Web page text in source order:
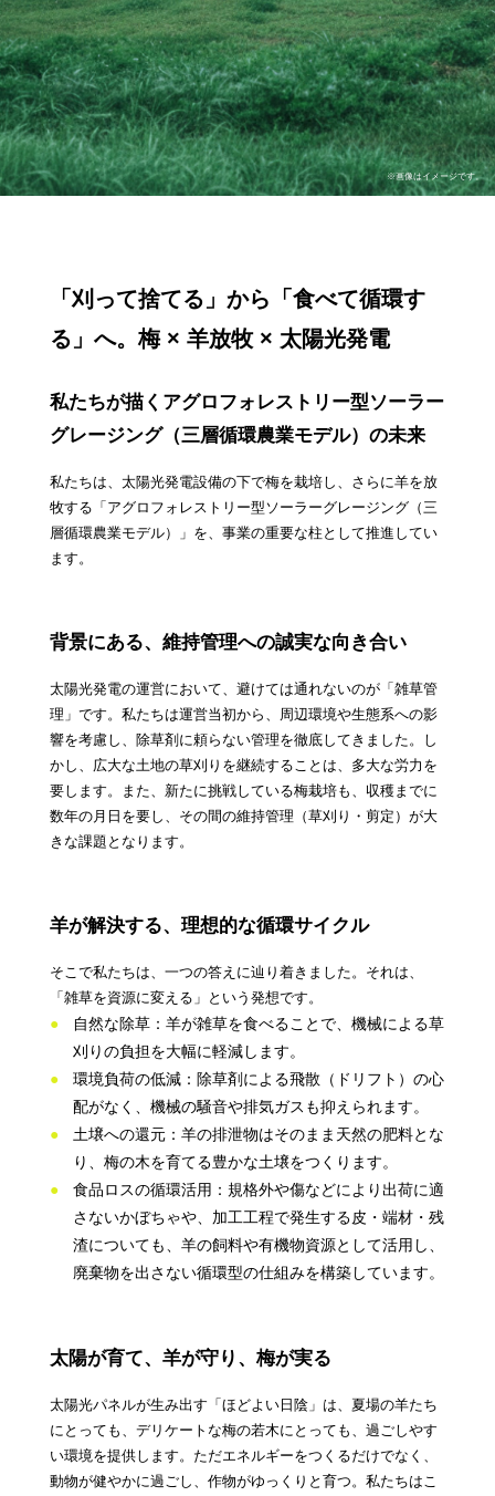
「刈って捨てる」から「食べて循環す
る」へ。梅 × 羊放牧 × 太陽光発電
私たちが描くアグロフォレストリー型ソーラー
グレージング（三層循環農業モデル）の未来
私たちは、太陽光発電設備の下で梅を栽培し、さらに羊を放
牧する「アグロフォレストリー型ソーラーグレージング（三
層循環農業モデル）」を、事業の重要な柱として推進してい
ます。
背景にある、維持管理への誠実な向き合い
太陽光発電の運営において、避けては通れないのが「雑草管
理」です。私たちは運営当初から、周辺環境や生態系への影
響を考慮し、除草剤に頼らない管理を徹底してきました。し
かし、広大な土地の草刈りを継続することは、多大な労力を
要します。また、新たに挑戦している梅栽培も、収穫までに
数年の月日を要し、その間の維持管理（草刈り・剪定）が大
きな課題となります。
羊が解決する、理想的な循環サイクル
そこで私たちは、一つの答えに辿り着きました。それは、
「雑草を資源に変える」という発想です。
自然な除草：羊が雑草を食べることで、機械による草
刈りの負担を大幅に軽減します。
環境負荷の低減：除草剤による飛散（ドリフト）の心
配がなく、機械の騒音や排気ガスも抑えられます。
土壌への還元：羊の排泄物はそのまま天然の肥料とな
り、梅の木を育てる豊かな土壌をつくります。
食品ロスの循環活用：規格外や傷などにより出荷に適
さないかぼちゃや、加工工程で発生する皮・端材・残
渣についても、羊の飼料や有機物資源として活用し、
廃棄物を出さない循環型の仕組みを構築しています。
太陽が育て、羊が守り、梅が実る
太陽光パネルが生み出す「ほどよい日陰」は、夏場の羊たち
にとっても、デリケートな梅の若木にとっても、過ごしやす
い環境を提供します。ただエネルギーをつくるだけでなく、
動物が健やかに過ごし、作物がゆっくりと育つ。私たちはこ